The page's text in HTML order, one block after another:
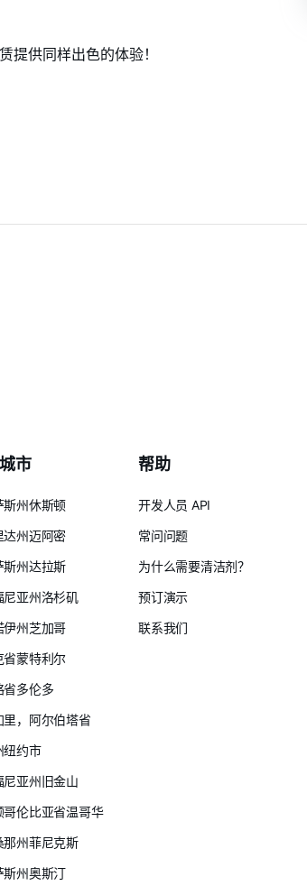
提供同样出色的体验！
市
斯州休斯顿
达州迈阿密
斯州达拉斯
尼亚州洛杉矶
伊州芝加哥
省蒙特利尔
省多伦多
里，阿尔伯塔省
纽约市
尼亚州旧金山
哥伦比亚省温哥华
那州菲尼克斯
斯州奥斯汀
帮助
开发人员 API
常问问题
为什么需要清洁剂？
预订演示
联系我们